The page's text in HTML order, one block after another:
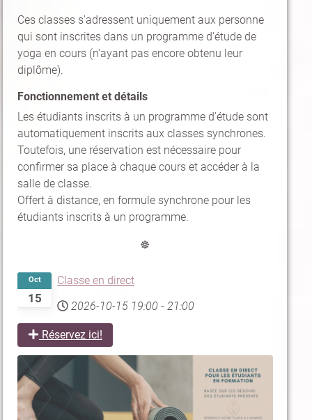
Ces classes s'adressent uniquement aux personne
qui sont inscrites dans un programme d'étude de
yoga en cours (n'ayant pas encore obtenu leur
diplôme).
Fonctionnement et détails
Les étudiants inscrits à un programme d'étude sont
automatiquement inscrits aux classes synchrones.
Toutefois, une réservation est nécessaire pour
confirmer sa place à chaque cours et accéder à la
salle de classe.
Offert à distance, en formule synchrone pour les
étudiants inscrits à un programme.
☸
15
Oct
Classe en direct
2026-10-15 19:00 - 21:00
Réservez ici!